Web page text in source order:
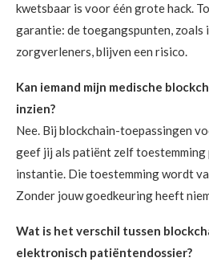
kwetsbaar is voor één grote hack.
garantie: de toegangspunten, zoals
zorgverleners, blijven een risico.
Kan iemand mijn medische
inzien?
Nee. Bij blockchain-toepassingen
geef jij als patiënt zelf
instantie. Die toestemming wordt
Zonder jouw goedkeuring heeft
Wat is het verschil tussen
elektronisch patiëntendossier?